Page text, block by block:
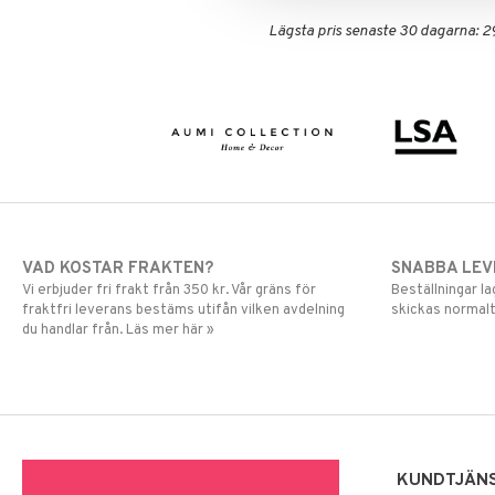
Lägsta pris senaste 30 dagarna:
VAD KOSTAR FRAKTEN?
Vi erbjuder fri frakt från 350 kr. Vår gräns för
fraktfri leverans bestäms utifån vilken avdelning
du handlar från. Läs mer här »
SNABBA
Beställningar
skickas